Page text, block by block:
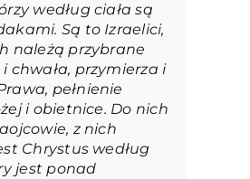
według ciała są
Są to Izraelici,
należą przybrane
chwała, przymierza i
pełnienie
i obietnice. Do nich
z nich
Chrystus według
jest ponad